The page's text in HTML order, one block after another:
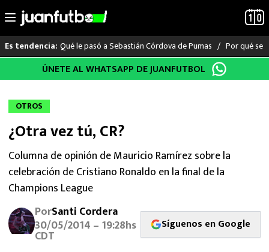
al
Es tendencia: Qué le pasó a Sebastián Córdova de Pumas Por qué se
LO ÚLTIMO
LIGA MX
RAYADOS
PUMAS
ATLANTE
SELECCIÓN MEXICANA
ÚNETE AL WHATSAPP DE JUANFUTBOL
OTROS
¿Otra vez tú, CR?
Columna de opinión de Mauricio Ramírez sobre la
celebración de Cristiano Ronaldo en la final de la
Champions League
PorSanti Cordera
30/05/2014 – 19:28hs
CDT
Síguenos en Google